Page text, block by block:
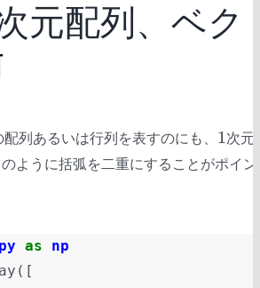
次元配列、ベ
列あるいは行列を表すのにも、 1
1次元
のように括弧を二重にすることがポイ
as
np
([